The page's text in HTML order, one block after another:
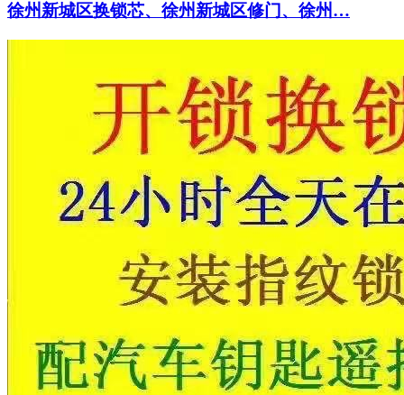
徐州新城区换锁芯、徐州新城区修门、徐州…